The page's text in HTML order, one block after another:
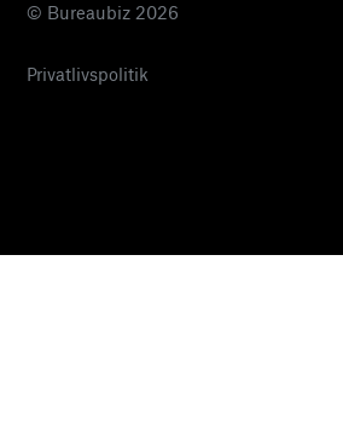
© Bureaubiz 2026
Privatlivspolitik